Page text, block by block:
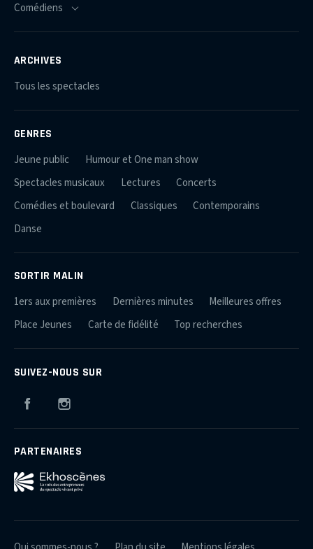
ARCHIVES
Tous les spectacles
GENRES
Jeune public
Humour et One man show
Spectacles musicaux
Lectures
Concerts
Comédies et boulevard
Classiques
Contemporains
Danse
SORTIR MALIN
1ers aux premières Dernières minutes
Meilleures offres
Place Jeunes
Carte de fidélité Top recherches
SUIVEZ-NOUS SUR
Facebook
PARTENAIRES